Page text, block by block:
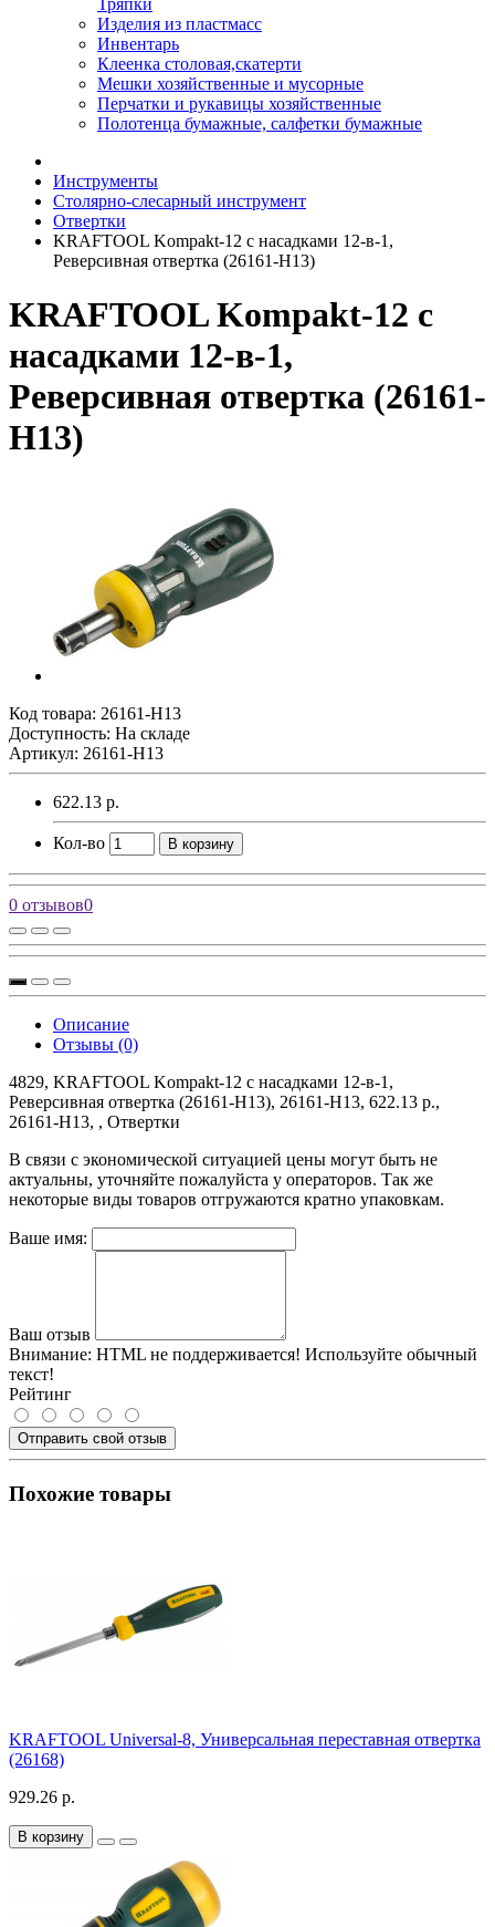
Тряпки
Изделия из пластмасс
Инвентарь
Клеенка столовая,скатерти
Мешки хозяйственные и мусорные
Перчатки и рукавицы хозяйственные
Полотенца бумажные, салфетки бумажные
Инструменты
Столярно-слесарный инструмент
Отвертки
KRAFTOOL Kompakt-12 с насадками 12-в-1,
Реверсивная отвертка (26161-H13)
KRAFTOOL Kompakt-12 с
насадками 12-в-1,
Реверсивная отвертка (26161-
H13)
Код товара: 26161-H13
Доступность: На складе
Артикул: 26161-H13
622.13 р.
Кол-во В корзину
0 отзывов0
Описание
Отзывы (0)
4829, KRAFTOOL Kompakt-12 с насадками 12-в-1,
Реверсивная отвертка (26161-H13), 26161-H13, 622.13 р.,
26161-H13, , Отвертки
В связи с экономической ситуацией цены могут быть не
актуальны, уточняйте пожалуйста у операторов. Так же
некоторые виды товаров отгружаются кратно упаковкам.
Ваше имя:
Ваш отзыв
Внимание: HTML не поддерживается! Используйте обычный
текст!
Рейтинг
Отправить свой отзыв
Похожие товары
KRAFTOOL Universal-8, Универсальная переставная отвертка
(26168)
929.26 р.
В корзину